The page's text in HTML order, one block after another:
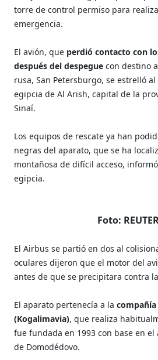
torre de control permiso para
emergencia.
El avión, que perdió contacto con
después del despeguecon destino
rusa, San Petersburgo, se estrelló
egipcia de Al Arish, capital de la
Sinaí.
Los equipos de rescate ya han
negras del aparato, que se ha
montañosa de difícil acceso,
egipcia.
Foto:
El Airbus se partió en dos al
oculares dijeron que el motor del
antes de que se precipitara contra
El aparato pertenecía a la
(Kogalimavia), que realiza
fue fundada en 1993 con base en
de Domodédovo.